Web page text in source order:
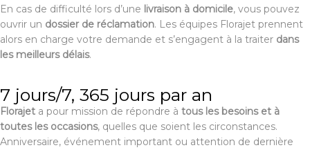
En cas de difficulté lors d’une livraison à domicile, vous pouvez
ouvrir un dossier de réclamation. Les équipes Florajet prennent
alors en charge votre demande et s’engagent à la traiter dans
les meilleurs délais.
7 jours/7, 365 jours par an
Florajet a pour mission de répondre à tous les besoins et à
toutes les occasions, quelles que soient les circonstances.
Anniversaire, événement important ou attention de dernière